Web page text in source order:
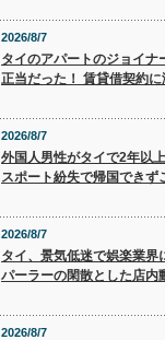
2026/8/7
タイのアパートのジョイナ
正当だった！ 賃貸借契約に
2026/8/7
外国人男性がタイで2年以
スポート紛失で帰国できず
2026/8/7
タイ、景気低迷で娯楽業界
パーラーの閑散とした店内
2026/8/7